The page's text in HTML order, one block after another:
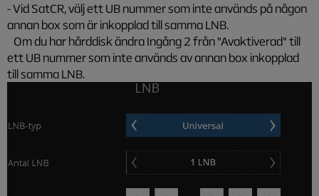
- Vid SatCR, välj ett UB nummer som inte används på någon
annan box som är inkopplad till samma LNB.
Om du har hårddisk ändra Ingång 2 från "Avaktiverad" till
ett UB nummer som inte används av annan box inkopplad
till samma LNB.